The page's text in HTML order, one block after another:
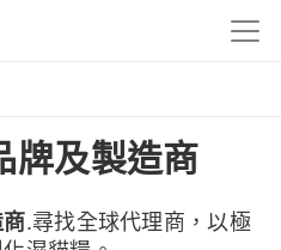
牌及製造商
.尋找全球代理商，以極